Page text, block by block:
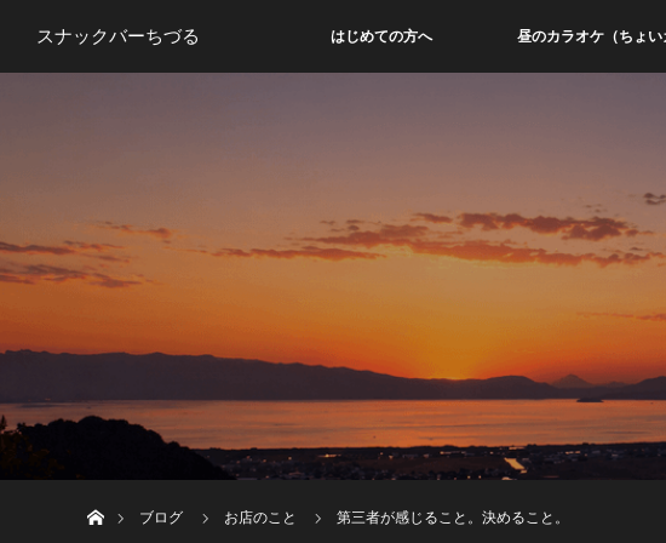
スナックバーちづる はじめての方へ 昼のカラオケ（ちょい
ブログ
お店のこと 第三者が感じること。決めること。